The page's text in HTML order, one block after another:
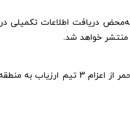
دریافت اطلاعات تکمیلی
منتشر خواهد شد.
سخنگوی جمعیت هلال احمر از